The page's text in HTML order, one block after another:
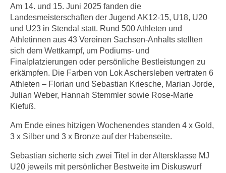
Am 14. und 15. Juni 2025 fanden die
Landesmeisterschaften der Jugend AK12-15, U18, U20
und U23 in Stendal statt. Rund 500 Athleten und
Athletinnen aus 43 Vereinen Sachsen-Anhalts stellten
sich dem Wettkampf, um Podiums- und
Finalplatzierungen oder persönliche Bestleistungen zu
erkämpfen. Die Farben von Lok Aschersleben vertraten 6
Athleten – Florian und Sebastian Kriesche, Marian Jorde,
Julian Weber, Hannah Stemmler sowie Rose-Marie
Kiefuß.
Am Ende eines hitzigen Wochenendes standen 4 x Gold,
3 x Silber und 3 x Bronze auf der Habenseite.
Sebastian sicherte sich zwei Titel in der Altersklasse MJ
U20 jeweils mit persönlicher Bestweite im Diskuswurf